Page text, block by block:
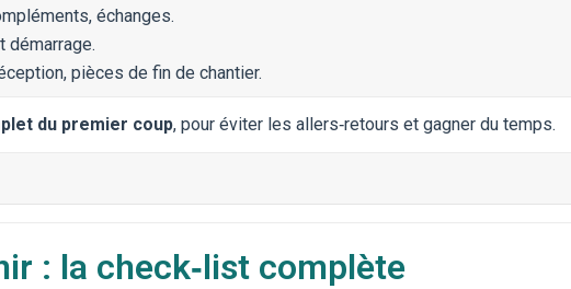
échanges.
démarrage.
pièces de fin de chantier.
du premier coup, pour éviter les allers‑retours et gagner du temps.
: la check‑list complète